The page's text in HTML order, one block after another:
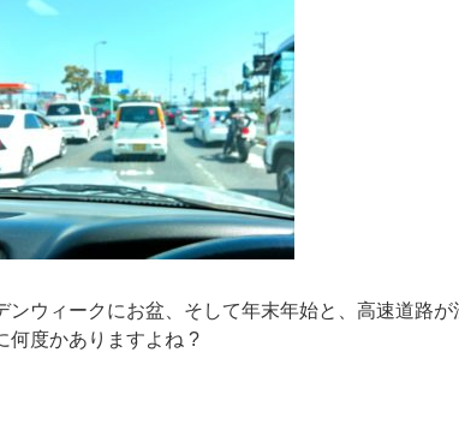
ンウィークにお盆、そして年末年始と、高速道路が
何度かありますよね ?